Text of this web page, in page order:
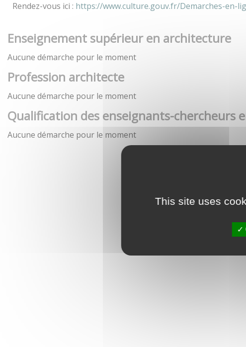
This site uses
Rendez-vous ici : https://www.culture.gouv.fr/Demarches-en-
Enseignement supérieur en architecture
Aucune démarche pour le moment
Profession architecte
Aucune démarche pour le moment
Qualification des enseignants-chercheurs
Aucune démarche pour le moment